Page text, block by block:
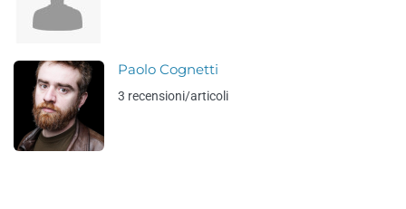
Paolo Cognetti
3 recensioni/articoli